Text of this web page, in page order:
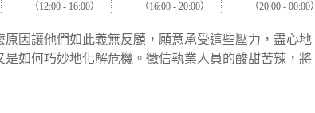
（12:00 - 16:00） （16:00 - 20:00） （20:00 - 00:00）
因讓他們如此義無反顧，願意承受這些壓力，盡心地
如何巧妙地化解危機。徵信執業人員的酸甜苦辣，將